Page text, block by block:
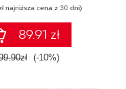
music,
launch your
music career
najniższa cena z 30 dni)
89.91 zł
(-10%)